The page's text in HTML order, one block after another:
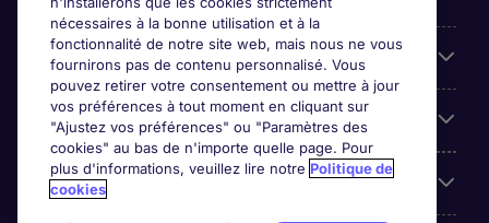
Parcourir nos offres
Qui sommes-nous?
Reviews
nécessaires à la bonne utilisation et à la
fonctionnalité de notre site web, mais nous ne vous
fournirons pas de contenu personnalisé. Vous
pouvez retirer votre consentement ou mettre à jour
vos préférences à tout moment en cliquant sur
"Ajustez vos préférences" ou "Paramètres des
cookies" au bas de n'importe quelle page. Pour
plus d'informations, veuillez lire notre Politique de
cookies